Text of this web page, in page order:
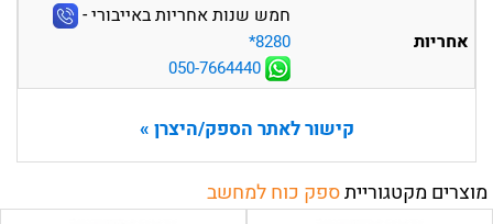
אחריות
חמש שנות אחריות באייבורי -
‎*8280
050-7664440
קישור לאתר הספק/היצרן »
מוצרים מקטגורייתספק כוח למחשב